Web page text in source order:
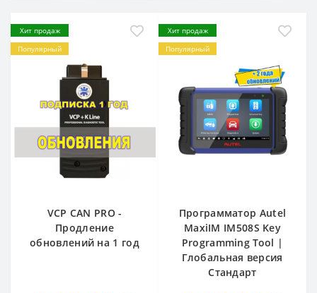
Хит продаж
Популярный
VCP CAN PRO -
Продление
обновлений на 1 год
Хит продаж
Популярный
Программатор Autel
MaxiIM IM508S Key
Programming Tool |
Глобальная версия
Стандарт